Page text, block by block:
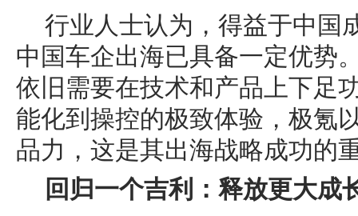
行业人士认为，得益于中国
中国车企出海已具备一定优势
依旧需要在技术和产品上下足
能化到操控的极致体验，极氪
品力，这是其出海战略成功的
回归一个吉利：释放更大成